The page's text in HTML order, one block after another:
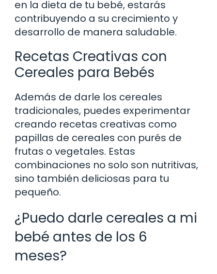
en la dieta de tu bebé, estarás
contribuyendo a su crecimiento y
desarrollo de manera saludable.
Recetas Creativas con
Cereales para Bebés
Además de darle los cereales
tradicionales, puedes experimentar
creando recetas creativas como
papillas de cereales con purés de
frutas o vegetales. Estas
combinaciones no solo son nutritivas,
sino también deliciosas para tu
pequeño.
¿Puedo darle cereales a mi
bebé antes de los 6
meses?